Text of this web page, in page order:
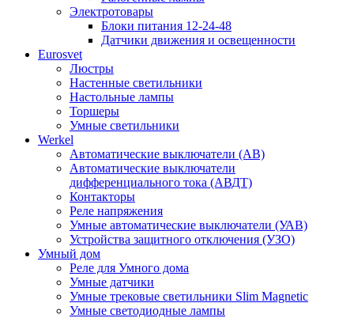
Электротовары
Блоки питания 12-24-48
Датчики движения и освещенности
Eurosvet
Люстры
Настенные светильники
Настольные лампы
Торшеры
Умные светильники
Werkel
Автоматические выключатели (АВ)
Автоматические выключатели
дифференциального тока (АВДТ)
Контакторы
Реле напряжения
Умные автоматические выключатели (УАВ)
Устройства защитного отключения (УЗО)
Умный дом
Реле для Умного дома
Умные датчики
Умные трековые светильники Slim Magnetic
Умные светодиодные лампы